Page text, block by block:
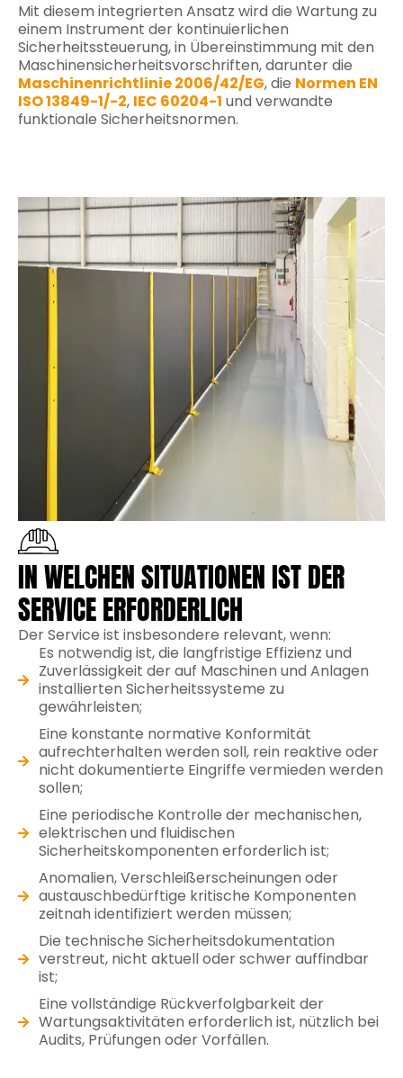
Mit diesem integrierten Ansatz wird die Wartung zu
einem Instrument der kontinuierlichen
Sicherheitssteuerung, in Übereinstimmung mit den
Maschinensicherheitsvorschriften, darunter die
Maschinenrichtlinie 2006/42/EG, die Normen EN
ISO 13849-1/-2, IEC 60204-1 und verwandte
funktionale Sicherheitsnormen.
IN WELCHEN SITUATIONEN IST DER
SERVICE ERFORDERLICH
Der Service ist insbesondere relevant, wenn:
Es notwendig ist, die langfristige Effizienz und
Zuverlässigkeit der auf Maschinen und Anlagen
installierten Sicherheitssysteme zu
gewährleisten;
Eine konstante normative Konformität
aufrechterhalten werden soll, rein reaktive oder
nicht dokumentierte Eingriffe vermieden werden
sollen;
Eine periodische Kontrolle der mechanischen,
elektrischen und fluidischen
Sicherheitskomponenten erforderlich ist;
Anomalien, Verschleißerscheinungen oder
austauschbedürftige kritische Komponenten
zeitnah identifiziert werden müssen;
Die technische Sicherheitsdokumentation
verstreut, nicht aktuell oder schwer auffindbar
ist;
Eine vollständige Rückverfolgbarkeit der
Wartungsaktivitäten erforderlich ist, nützlich bei
Audits, Prüfungen oder Vorfällen.